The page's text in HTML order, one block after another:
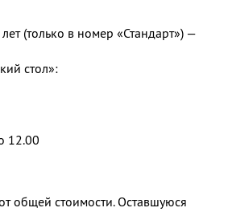
(только в номер «Стандарт») —
стол»:
12.00
общей стоимости. Оставшуюся